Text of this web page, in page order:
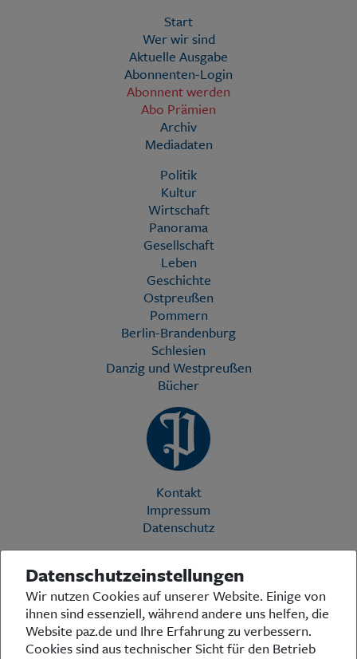
Start
Wer wir sind
Aktuelle Ausgabe
Abonnenten-Login
Abonnent werden
Abo Prämien
Archiv
Mediadaten
Politik
Kultur
Wirtschaft
Panorama
Gesellschaft
Leben
Geschichte
Ostpreußen
Pommern
Berlin-Brandenburg
Schlesien
Danzig und Westpreußen
Bücher
Kontakt
Impressum
Datenschutz
Die Preußische Allgemeine Zeitung (PAZ) ist eine einzigartige Stimme
in der deutschen Medienlandschaft. Woche für Woche berichtet sie
über das aktuelle Zeitgeschehen in Politik, Kultur und Wirtschaft und
bezieht zu den grundlegenden Entwicklungen unserer Gesellschaft
Stellung. In ihrer Arbeit fühlt sich die Redaktion dem traditionellen
Datenschutzeinstellungen
Wir nutzen Cookies auf unserer Website. Einige von
ihnen sind essenziell, während andere uns helfen, die
Website paz.de und Ihre Erfahrung zu verbessern.
Cookies sind aus technischer Sicht für den Betrieb